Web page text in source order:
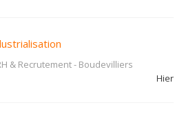
& Recrutement- Boudevilliers
Hier